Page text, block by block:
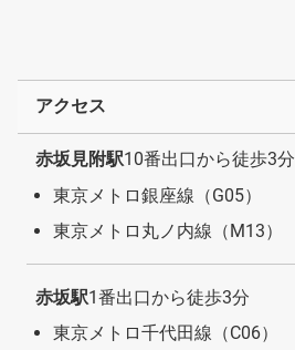
アクセス
赤坂見附駅10番出口から徒歩3分
東京メトロ銀座線（G05）
東京メトロ丸ノ内線（M13）
赤坂駅1番出口から徒歩3分
東京メトロ千代田線（C06）